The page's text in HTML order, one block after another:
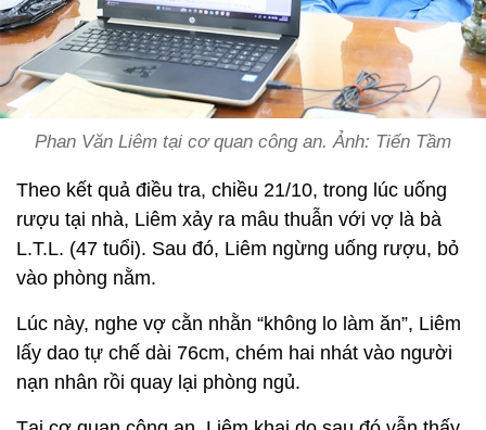
Phan Văn Liêm tại cơ quan công an. Ảnh: Tiến Tầm
Theo kết quả điều tra, chiều 21/10, trong lúc uống
rượu tại nhà, Liêm xảy ra mâu thuẫn với vợ là bà
L.T.L. (47 tuổi). Sau đó, Liêm ngừng uống rượu, bỏ
vào phòng nằm.
Lúc này, nghe vợ cằn nhằn “không lo làm ăn”, Liêm
lấy dao tự chế dài 76cm, chém hai nhát vào người
nạn nhân rồi quay lại phòng ngủ.